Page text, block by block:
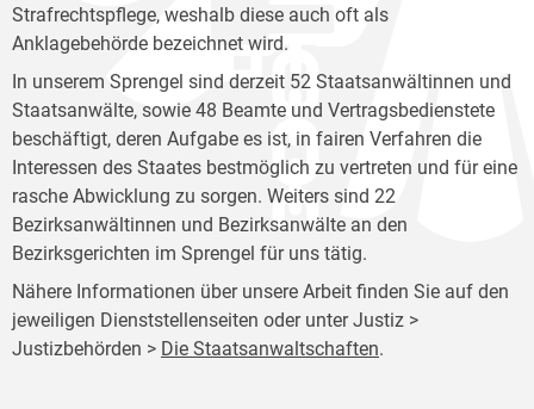
Strafrechtspflege, weshalb diese auch oft als
Anklagebehörde bezeichnet wird.
In unserem Sprengel sind derzeit 52 Staatsanwältinnen und
Staatsanwälte, sowie 48 Beamte und Vertragsbedienstete
beschäftigt, deren Aufgabe es ist, in fairen Verfahren die
Interessen des Staates bestmöglich zu vertreten und für eine
rasche Abwicklung zu sorgen. Weiters sind 22
Bezirksanwältinnen und Bezirksanwälte an den
Bezirksgerichten im Sprengel für uns tätig.
Nähere Informationen über unsere Arbeit finden Sie auf den
jeweiligen Dienststellenseiten oder unter Justiz >
Justizbehörden > Die Staatsanwaltschaften.